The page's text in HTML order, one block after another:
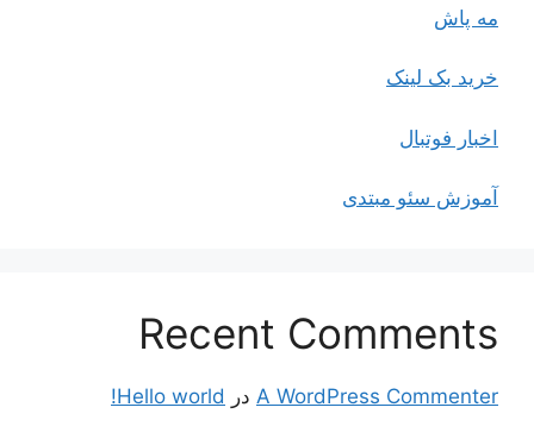
مه پاش
خرید بک لینک
اخبار فوتبال
آموزش سئو مبتدی
Recent Comments
A WordPress Commenter در Hello world!